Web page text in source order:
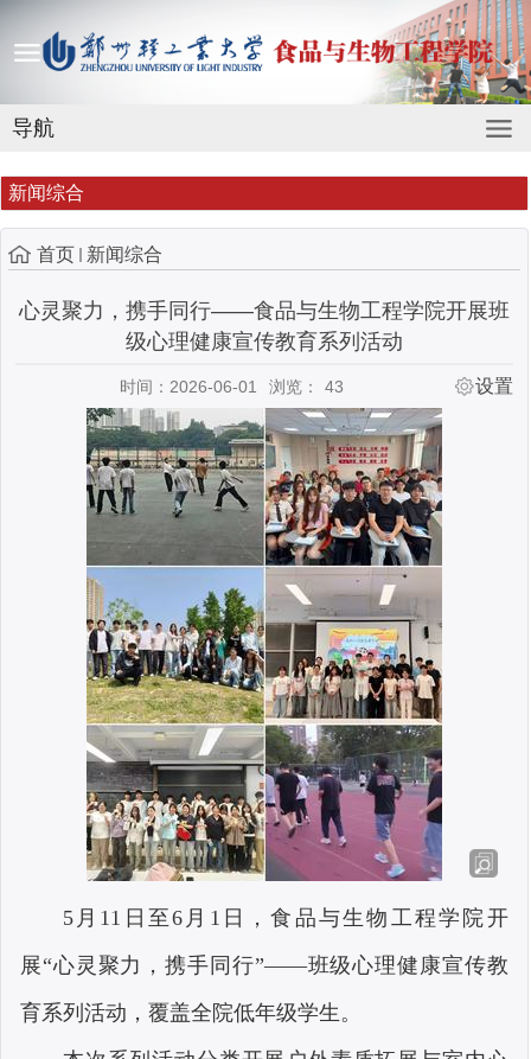
导航
新闻综合
首页 新闻综合
心灵聚力，携手同行——食品与生物工程学院开展班
级心理健康宣传教育系列活动
时间：2026-06-01 浏览： 43 设置
5月11 日至6 月 1 日，食品与生物工程学院开
展“心灵聚力，携手同行”——班级心理健康宣传教
育系列活动，覆盖全院低年级学生。